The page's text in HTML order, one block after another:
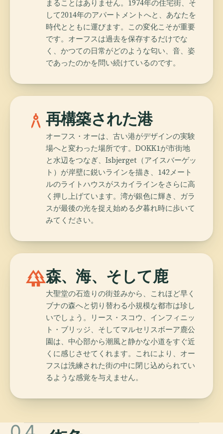
まることはありません。1974年の住宅街、そ
して2014年のアパートメントへと、あなたを
時代とともに運びます。この変化こそが重要
です。オーフスは過去を保存するだけでな
く、かつての日常がどのような匂い、音、姿
であったのかを問い続けているのです。
architecture 再構築された港
オーフス・オーは、古い港がデザインの実験
場へと変わった場所です。DOKK1が市街地
と水辺をつなぎ、Isbjerget（アイスバーゲッ
ト）が岸壁に鋭いラインを描き、142メート
ルのライトハウスがスカイラインをさらに高
く押し上げています。湾が銀色に輝き、ガラ
スが最後の光を捉え始める夕暮れ時に歩いて
みてください。
forest森、海、そして鹿
大聖堂の石造りの街並みから、これほど早く
ブナの森へと切り替わる小規模な都市は珍し
いでしょう。リース・スコウ、インフィニッ
ト・ブリッジ、そしてマルセリスボーア鹿公
園は、中心部から潮風と静かな小道をすぐ近
くに感じさせてくれます。これにより、オー
フスは洗練された街の中に閉じ込められてい
るような感覚を与えません。